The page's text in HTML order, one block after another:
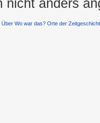
nicht anders
Über Wo war das? Orte der